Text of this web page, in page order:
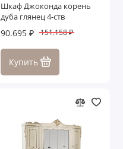
Шкаф Джоконда корень
дуба глянец 4-ств
90.695 ₽ 151.158 ₽
Купить